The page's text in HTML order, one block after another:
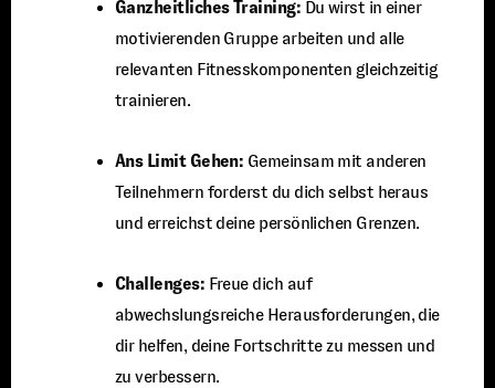
Ganzheitliches Training: Du wirst in einer
motivierenden Gruppe arbeiten und alle
relevanten Fitnesskomponenten gleichzeitig
trainieren.
Ans Limit Gehen: Gemeinsam mit anderen
Teilnehmern forderst du dich selbst heraus
und erreichst deine persönlichen Grenzen.
Challenges: Freue dich auf
abwechslungsreiche Herausforderungen, die
dir helfen, deine Fortschritte zu messen und
zu verbessern.